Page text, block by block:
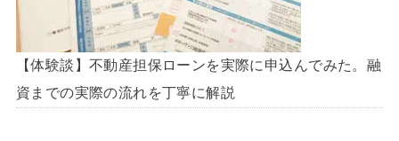
【体験談】不動産担保ローンを実際に申込んでみた。融
資までの実際の流れを丁寧に解説